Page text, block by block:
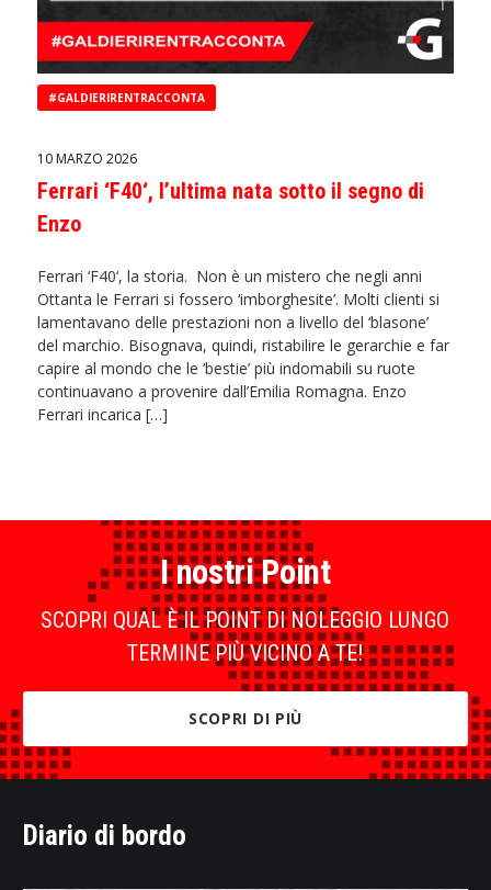
#GALDIERIRENTRACCONTA
10 MARZO 2026
Ferrari ‘F40‘, l’ultima nata sotto il segno di
Enzo
Ferrari ‘F40‘, la storia. Non è un mistero che negli anni
Ottanta le Ferrari si fossero ‘imborghesite’. Molti clienti si
lamentavano delle prestazioni non a livello del ‘blasone’
del marchio. Bisognava, quindi, ristabilire le gerarchie e far
capire al mondo che le ‘bestie’ più indomabili su ruote
continuavano a provenire dall’Emilia Romagna. Enzo
Ferrari incarica […]
I nostri Point
SCOPRI QUAL È IL POINT DI NOLEGGIO LUNGO
TERMINE PIÙ VICINO A TE!
SCOPRI DI PIÙ
Diario di bordo